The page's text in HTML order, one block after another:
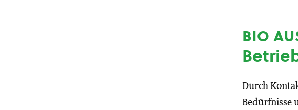
bio
Durch
Bedürfnisse